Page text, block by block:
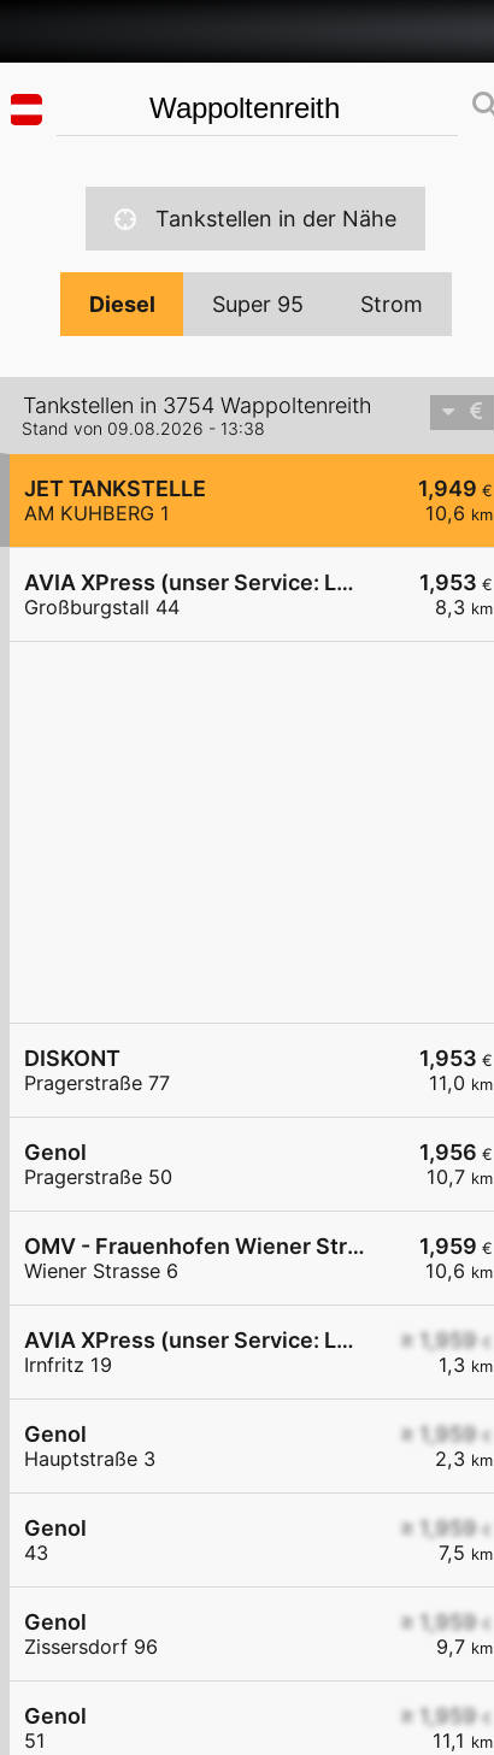
Tankstellen in der Nähe
Diesel Super 95 Strom
Tankstellen in 3754 Wappoltenreith
Stand von 09.08.2026 - 13:38
1,949 €
10,6 km
JET TANKSTELLE
AM KUHBERG 1
1,953 €
8,3 km
AVIA XPress (unser Service: Luft und Wasser)
Großburgstall 44
1,953 €
11,0 km
DISKONT
Pragerstraße 77
1,956 €
10,7 km
Genol
Pragerstraße 50
1,959 €
10,6 km
OMV - Frauenhofen Wiener Straße 6
Wiener Strasse 6
≥ 1,959 €
1,3 km
AVIA XPress (unser Service: Luft und Wasser)
Irnfritz 19
≥ 1,959 €
2,3 km
Genol
Hauptstraße 3
≥ 1,959 €
7,5 km
Genol
43
≥ 1,959 €
9,7 km
Genol
Zissersdorf 96
≥ 1,959 €
11,1 km
Genol
51